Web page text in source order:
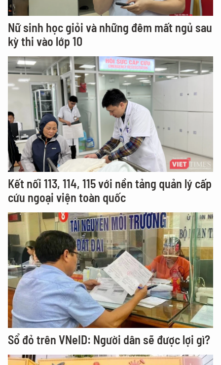
Nữ sinh học giỏi và những đêm mất ngủ sau
kỳ thi vào lớp 10
Kết nối 113, 114, 115 với nền tảng quản lý cấp
cứu ngoại viện toàn quốc
Sổ đỏ trên VNeID: Người dân sẽ được lợi gì?